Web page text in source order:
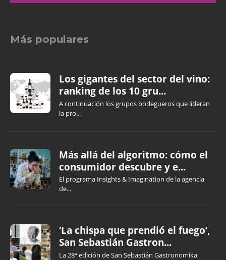
Más populares
Los gigantes del sector del vino:
ranking de los 10 gru...
A continuación los grupos bodegueros que lideran
la pro...
Más allá del algoritmo: cómo el
consumidor descubre y e...
El programa Insights & Imagination de la agencia
de...
‘La chispa que prendió el fuego’,
San Sebastián Gastron...
La 28ª edición de San Sebastián Gastronomika